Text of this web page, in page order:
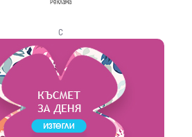
Реклама
с